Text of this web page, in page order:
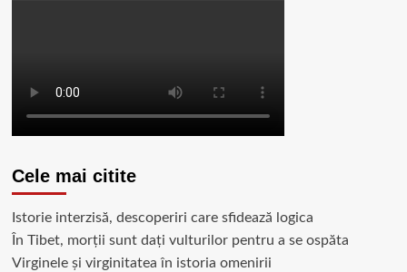
Cele mai citite
Istorie interzisă, descoperiri care sfidează logica
În Tibet, morții sunt dați vulturilor pentru a se ospăta
Virginele şi virginitatea în istoria omenirii